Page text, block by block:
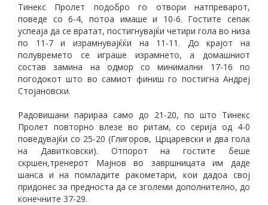
Тинекс Пролет подобро го отвори натпреварот,
поведе со 6-4, потоа имаше и 10-6. Гостите сепак
успеаја да се вратат, постигнувајќи четири гола во низа
по 11-7 и израмнувајќќи на 11-11. До крајот на
полувремето се играше израмнето, а домашниот
состав замина на одмор со минимални 17-16 по
погодокот што во самиот финиш го постигна Андреј
Стојановски.
Радовишани парираа само до 21-20, по што Тинекс
Пролет повторно влезе во ритам, со серија од 4-0
поведувајќи со 25-20 (Глигоров, Црцаревски и два гола
на Давитковски). Отпорот на гостите беше
скршен,тренерот Мајнов во завршницата им даде
шанса и на помладите ракометари, кои дадоа свој
придонес за предноста да се зголеми дополнително, до
конечните 37-29.